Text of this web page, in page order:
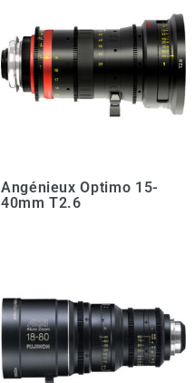
Angénieux Optimo 15-
40mm T2.6